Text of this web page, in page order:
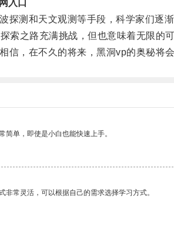
入口
测和天文观测等手段，科学家们逐
之路充满挑战，但也意味着无限的
，在不久的将来，黑洞vp的奥秘将
简单，即使是小白也能快速上手。
非常灵活，可以根据自己的需求选择学习方式。